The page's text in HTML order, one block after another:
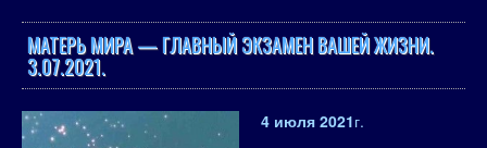
МАТЕРЬ МИРА — ГЛАВНЫЙ ЭКЗАМЕН ВАШЕЙ ЖИЗНИ.
3.07.2021.
4 июля 2021г.